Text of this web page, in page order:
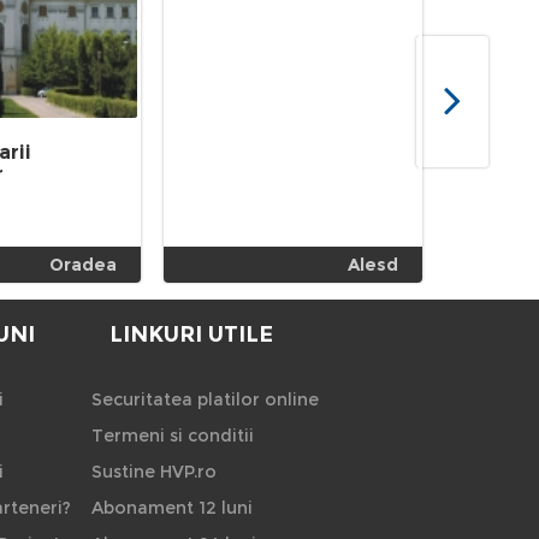
Oradea Alesd
LINKURI UTILE
Securitatea platilor online
Termeni si conditii
Sustine HVP.ro
Abonament 12 luni